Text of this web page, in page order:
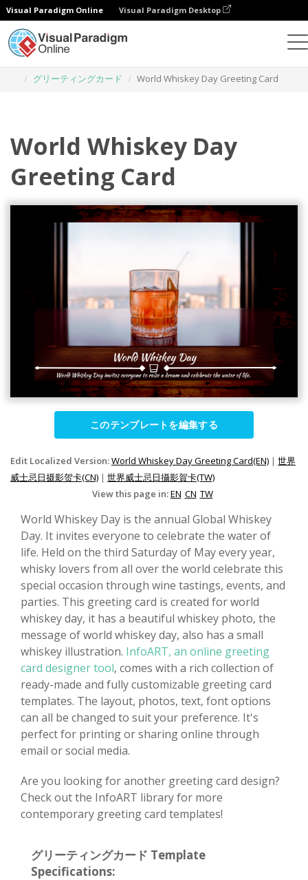
Visual Paradigm Online Visual Paradigm Desktop
グリーティングカード
World Whiskey Day Greeting Card
World Whiskey Day
Greeting Card
このテンプレートを編集する
Edit Localized Version:World Whiskey Day Greeting Card(EN) | 世界
威士忌日摄影贺卡(CN) | 世界威士忌日攝影賀卡(TW)
View this page in:EN CN TW
World Whiskey Day is the annual Global Whiskey
Day. It invites everyone to celebrate the water of
life. Held on the third Saturday of May every year,
whisky lovers from all over the world celebrate this
special occasion through wine tastings, events, and
parties. This greeting card is created for world
whiskey day, it has a beautiful whiskey photo, the
message of world whiskey day, also has a small
whiskey illustration. InfoART, an online greeting
card designer tool, comes with a rich collection of
ready-made and fully customizable greeting card
templates. The layout, photos, text, font options
can all be changed to suit your preference. It's
perfect for printing or sharing online through
email or social media.
Are you looking for another greeting card design?
Check out the InfoART library for more
contemporary greeting card templates!
グリーティングカード Template
Specifications: